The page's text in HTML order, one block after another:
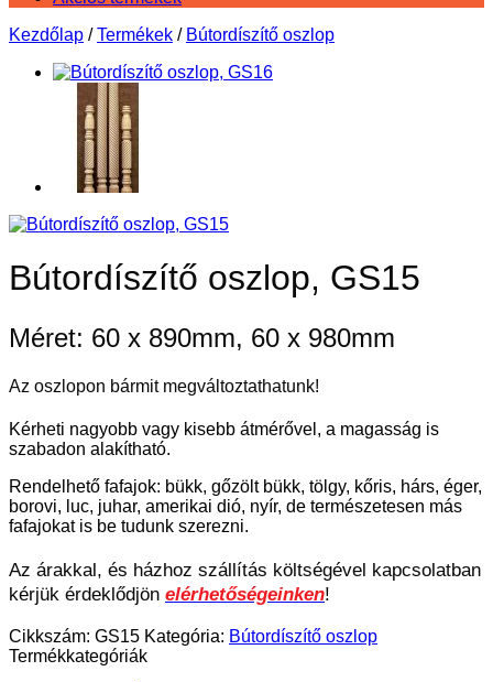
Kezdőlap / Termékek / Bútordíszítő oszlop
Bútordíszítő oszlop, GS15
Méret: 60 x 890mm, 60 x 980mm
Az oszlopon bármit megváltoztathatunk!
Kérheti nagyobb vagy kisebb átmérővel, a magasság is
szabadon alakítható.
Rendelhető fafajok: bükk, gőzölt bükk, tölgy, kőris, hárs, éger,
borovi, luc, juhar, amerikai dió, nyír, de természetesen más
fafajokat is be tudunk szerezni.
Az árakkal, és házhoz szállítás költségével kapcsolatban
kérjük érdeklődjön elérhetőségeinken!
Cikkszám: GS15 Kategória: Bútordíszítő oszlop
Termékkategóriák